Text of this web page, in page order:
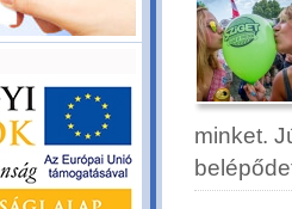
minket.